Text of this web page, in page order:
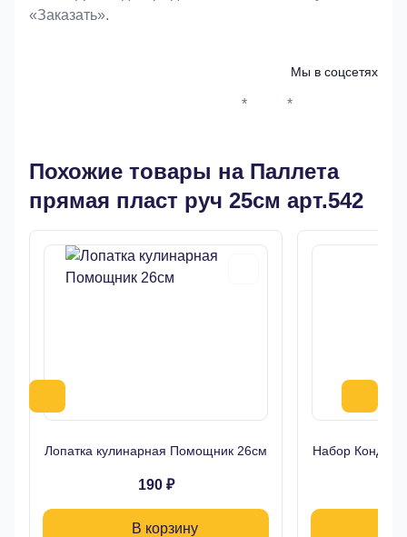
«Заказать».
Мы в соцсетях
* *
Похожие товары на Паллета
прямая пласт руч 25см арт.542
Лопатка кулинарная Помощник 26см
190 ₽
В корзину
Набор